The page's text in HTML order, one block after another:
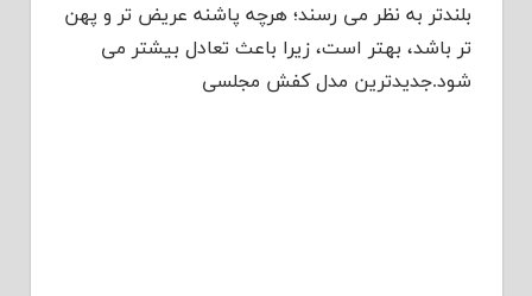
بلندتر به نظر می رسند؛ هرچه پاشنه عریض تر و پهن
تر باشد، بهتر است، زیرا باعث تعادل بیشتر می
شود.جدیدترین مدل کفش مجلسی